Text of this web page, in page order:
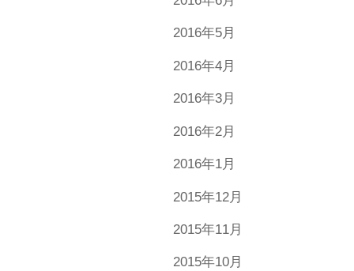
2016年5月
2016年4月
2016年3月
2016年2月
2016年1月
2015年12月
2015年11月
2015年10月